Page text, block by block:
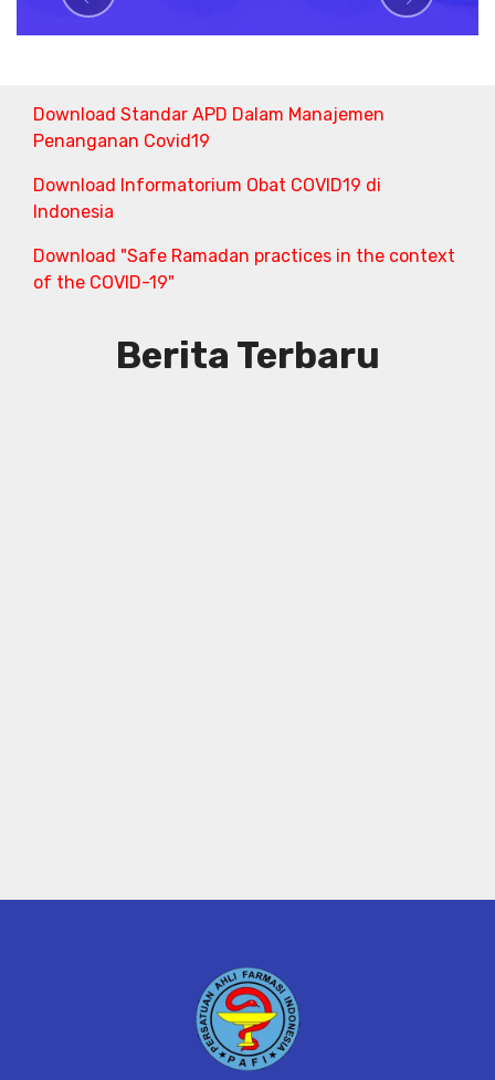
Previous Next
Download Standar APD Dalam Manajemen
Penanganan Covid19
Download Informatorium Obat COVID19 di
Indonesia
Download "Safe Ramadan practices in the context
of the COVID-19"
Berita Terbaru